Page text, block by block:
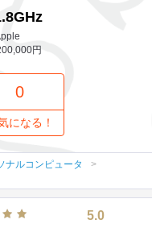
円
0
になる！
ナルコンピュータ
5.0